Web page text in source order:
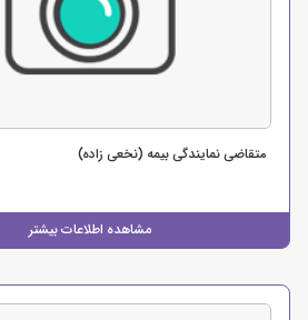
مشاهده اطلاعات بیشتر
متقاضی نمایندگی بیمه (نخعی زاده)